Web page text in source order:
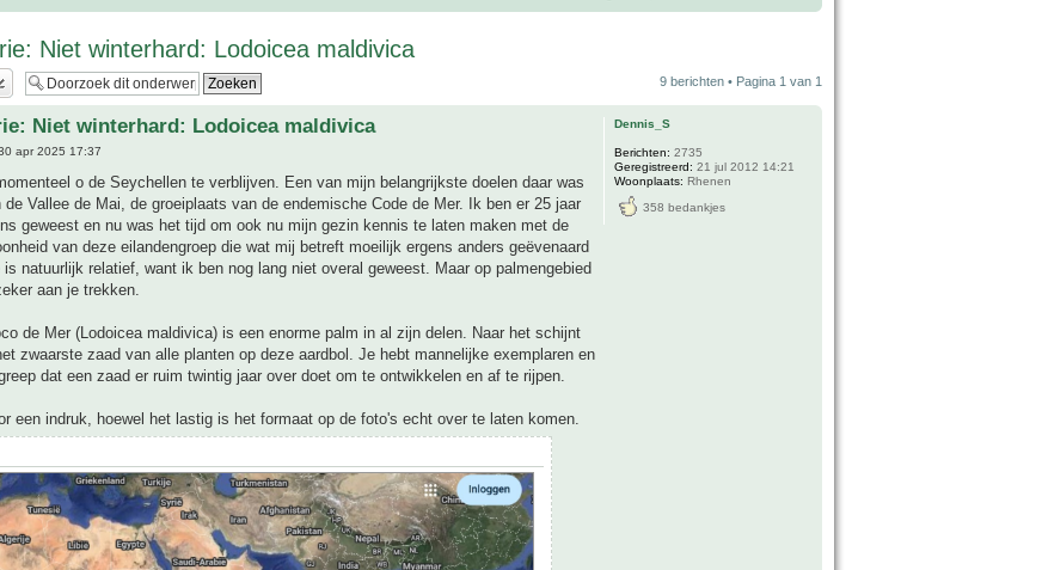
Niet winterhard: Lodoicea maldivica
9 berichten • Pagina 1 van 1
Niet winterhard: Lodoicea maldivica
apr 2025 17:37
o de Seychellen te verblijven. Een van mijn belangrijkste doelen daar was
de Vallee de Mai, de groeiplaats van de endemische Code de Mer. Ik ben er 25 jaar
geweest en nu was het tijd om ook nu mijn gezin kennis te laten maken met de
van deze eilandengroep die wat mij betreft moeilijk ergens anders geëvenaard
natuurlijk relatief, want ik ben nog lang niet overal geweest. Maar op palmengebied
aan je trekken.
de Mer (Lodoicea maldivica) is een enorme palm in al zijn delen. Naar het schijnt
zwaarste zaad van alle planten op deze aardbol. Je hebt mannelijke exemplaren en
dat een zaad er ruim twintig jaar over doet om te ontwikkelen en af te rijpen.
een indruk, hoewel het lastig is het formaat op de foto's echt over te laten komen.
Dennis_S
Berichten: 2735
Geregistreerd: 21 jul 2012 14:21
Woonplaats: Rhenen
358 bedankjes